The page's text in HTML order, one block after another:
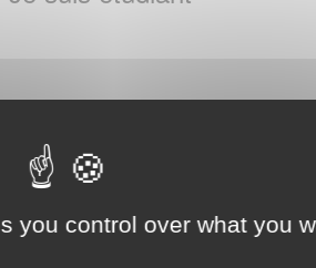
you control over what you